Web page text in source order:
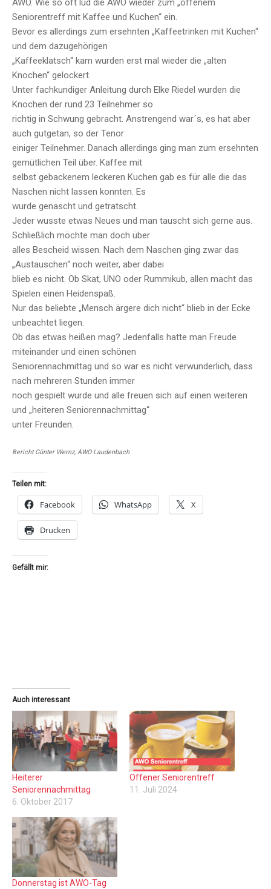
AWO. Wie so oft lud die AWO wieder zum „offenem
Seniorentreff mit Kaffee und Kuchen“ ein.
Bevor es allerdings zum ersehnten „Kaffeetrinken mit Kuchen“
und dem dazugehörigen
„Kaffeeklatsch“ kam wurden erst mal wieder die „alten
Knochen“ gelockert.
Unter fachkundiger Anleitung durch Elke Riedel wurden die
Knochen der rund 23 Teilnehmer so
richtig in Schwung gebracht. Anstrengend war´s, es hat aber
auch gutgetan, so der Tenor
einiger Teilnehmer. Danach allerdings ging man zum ersehnten
gemütlichen Teil über. Kaffee mit
selbst gebackenem leckeren Kuchen gab es für alle die das
Naschen nicht lassen konnten. Es
wurde genascht und getratscht.
Jeder wusste etwas Neues und man tauscht sich gerne aus.
Schließlich möchte man doch über
alles Bescheid wissen. Nach dem Naschen ging zwar das
„Austauschen“ noch weiter, aber dabei
blieb es nicht. Ob Skat, UNO oder Rummikub, allen macht das
Spielen einen Heidenspaß.
Nur das beliebte „Mensch ärgere dich nicht“ blieb in der Ecke
unbeachtet liegen.
Ob das etwas heißen mag? Jedenfalls hatte man Freude
miteinander und einen schönen
Seniorennachmittag und so war es nicht verwunderlich, dass
nach mehreren Stunden immer
noch gespielt wurde und alle freuen sich auf einen weiteren
und „heiteren Seniorennachmittag“
unter Freunden.
Bericht Günter Wernz, AWO Laudenbach
Teilen mit:
Facebook WhatsApp X
Drucken
Gefällt mir:
Auch interessant
Heiterer
Seniorennachmittag
6. Oktober 2017
Offener Seniorentreff
11. Juli 2024
Donnerstag ist AWO-Tag